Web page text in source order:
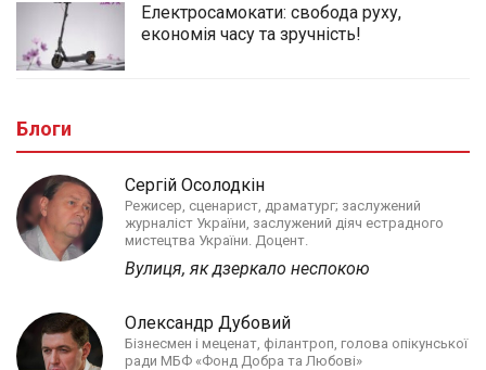
Електросамокати: свобода руху,
економія часу та зручність!
Блоги
Сергій Осолодкін
Режисер, сценарист, драматург; заслужений
журналіст України, заслужений діяч естрадного
мистецтва України. Доцент.
Вулиця, як дзеркало неспокою
Олександр Дубовий
Бізнесмен і меценат, філантроп, голова опікунської
ради МБФ «Фонд Добра та Любові»